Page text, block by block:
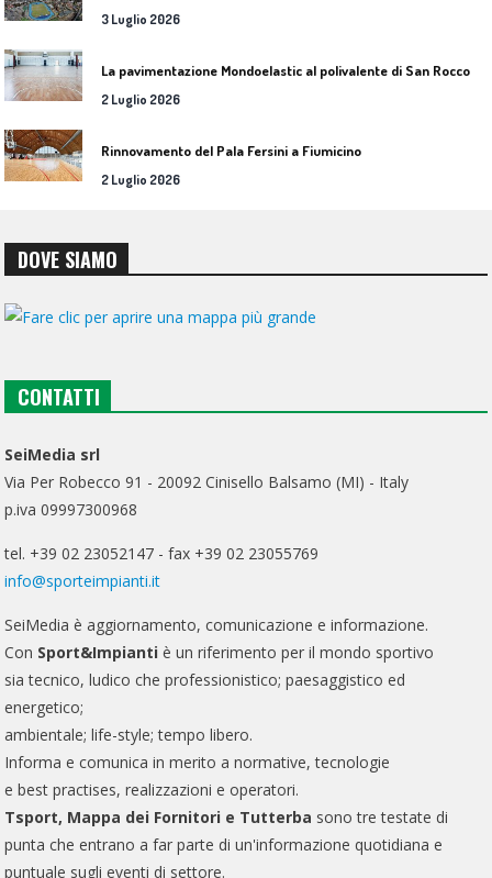
3 Luglio 2026
2 Luglio 2026
Rinnovamento del Pala Fersini a Fiumicino
2 Luglio 2026
DOVE SIAMO
CONTATTI
SeiMedia srl
Via Per Robecco 91 - 20092 Cinisello Balsamo (MI) - Italy
p.iva 09997300968
tel. +39 02 23052147 - fax +39 02 23055769
info@sporteimpianti.it
SeiMedia è aggiornamento, comunicazione e informazione.
Con Sport&Impianti è un riferimento per il mondo sportivo
sia tecnico, ludico che professionistico; paesaggistico ed
energetico;
ambientale; life-style; tempo libero.
Informa e comunica in merito a normative, tecnologie
e best practises, realizzazioni e operatori.
Tsport, Mappa dei Fornitori e Tutterba sono tre testate di
punta che entrano a far parte di un'informazione quotidiana e
puntuale sugli eventi di settore.